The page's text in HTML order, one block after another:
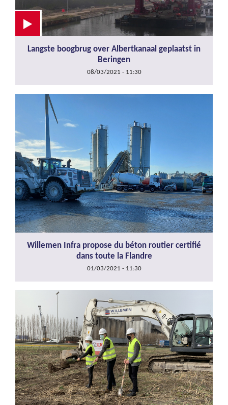
Langste boogbrug over Albertkanaal geplaatst in
Beringen
08/03/2021 - 11:30
Willemen Infra propose du béton routier certifié
dans toute la Flandre
01/03/2021 - 11:30